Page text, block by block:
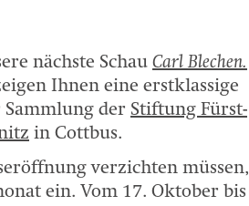
nächste Schau Carl Blechen.
Ihnen eine erstklassige
Sammlung der Stiftung Fürst-
in Cottbus.
verzichten müssen,
ein. Vom 17. Oktober bis